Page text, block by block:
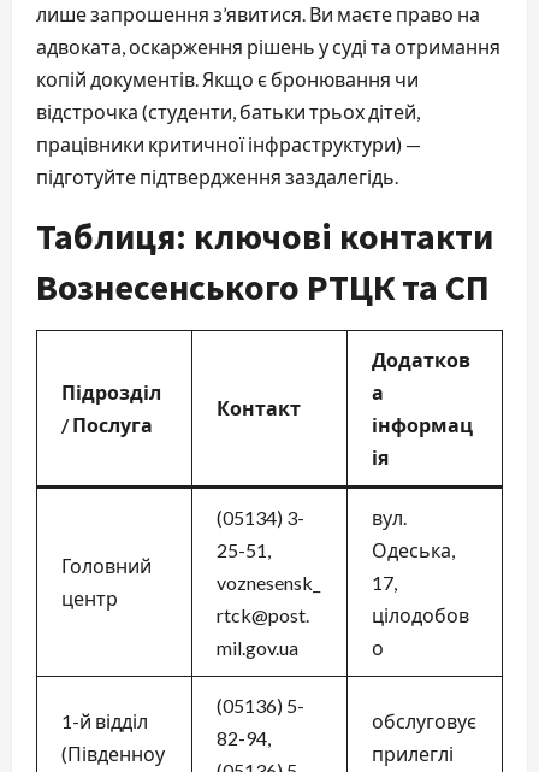
лише запрошення з’явитися. Ви маєте право на
адвоката, оскарження рішень у суді та отримання
копій документів. Якщо є бронювання чи
відстрочка (студенти, батьки трьох дітей,
працівники критичної інфраструктури) —
підготуйте підтвердження заздалегідь.
Таблиця: ключові контакти
Вознесенського РТЦК та СП
Підрозділ
/ Послуга
Контакт
Додатков
а
інформац
ія
Головний
центр
(05134) 3-
25-51,
voznesensk_
rtck@post.
mil.gov.ua
вул.
Одеська,
17,
цілодобов
о
1-й відділ
(Південноу
(05136) 5-
82-94,
обслуговує
прилеглі